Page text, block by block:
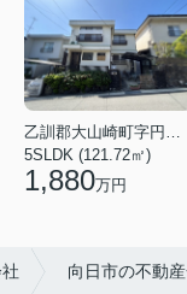
乙訓郡大山崎町字円明寺小字脇山
5SLDK (121.72㎡)
1,880万円
向日市の不動